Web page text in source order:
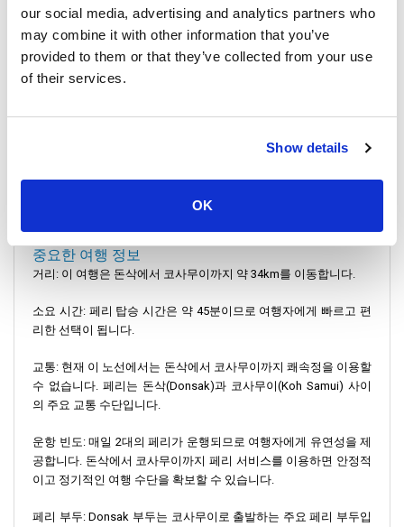
our social media, advertising and analytics partners who
may combine it with other information that you’ve
provided to them or that they’ve collected from your use
of their services.
Show details
OK
(Nathon Pier). 이 부두는 잘 연결되어 있어 섬의 여러 지역으로 쉽
게 접근할 수 있습니다.
서비스 지역: 여행자는 Nathon 부두에서 다양한 명소에 접근할 수
있습니다. 섬의 아름다운 해변, 리조트 및 기타 인기 있는 목적지를
원활한 체크인 절차를 위해 여행자께서는 출발 최소 30분 전에 돈
삭 부두에 도착하시기 바랍니다. 페리 티켓을 수령하고 탑승 정보
중요한 여행 정보
거리: 이 여행은 돈삭에서 코사무이까지 약 34km를 이동합니다.
소요 시간: 페리 탑승 시간은 약 45분이므로 여행자에게 빠르고 편
리한 선택이 됩니다.
교통: 현재 이 노선에서는 돈삭에서 코사무이까지 쾌속정을 이용할
수 없습니다. 페리는 돈삭(Donsak)과 코사무이(Koh Samui) 사이
의 주요 교통 수단입니다.
운항 빈도: 매일 2대의 페리가 운행되므로 여행자에게 유연성을 제
공합니다. 돈삭에서 코사무이까지 페리 서비스를 이용하면 안정적
이고 정기적인 여행 수단을 확보할 수 있습니다.
페리 부두: Donsak 부두는 코사무이로 출발하는 주요 페리 부두입